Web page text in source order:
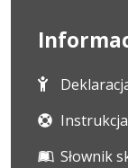
Słownik